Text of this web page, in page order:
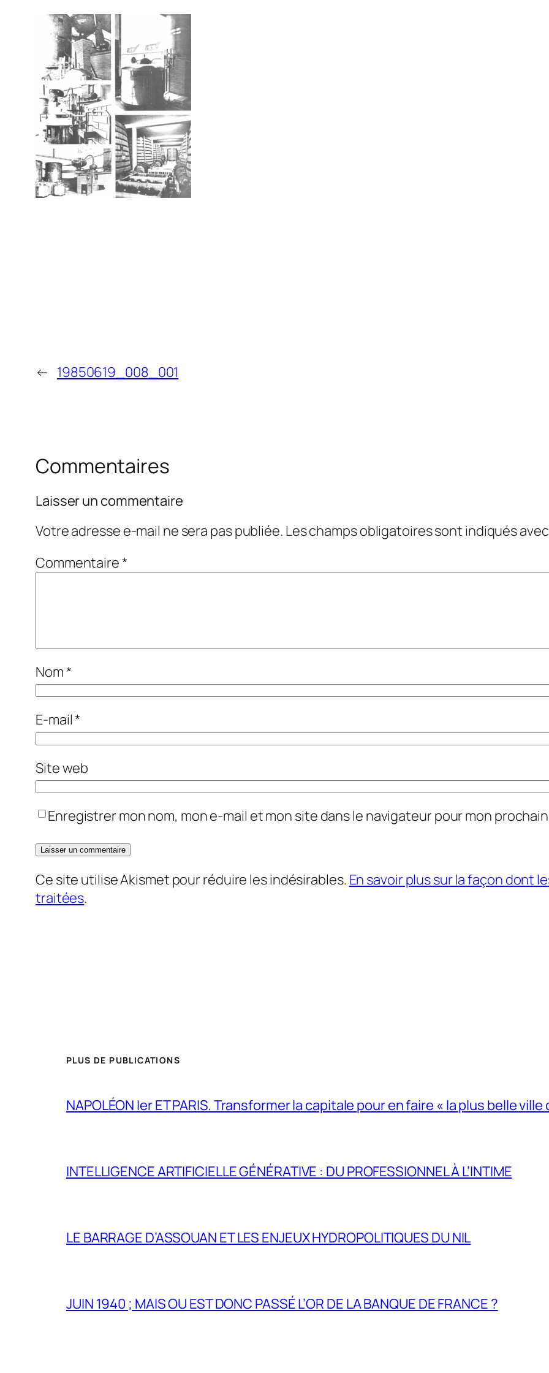
← 19850619_008_001
Commentaires
Laisser un commentaire
Votre adresse e-mail ne sera pas publiée. Les champs obligatoires sont indiqués
Commentaire*
Nom*
E-mail*
Site web
Enregistrer mon nom, mon e-mail et mon site dans le navigateur pour mon
Ce site utilise Akismet pour réduire les indésirables. En savoir plus sur la façon dont
traitées.
PLUS DE PUBLICATIONS
NAPOLÉON Ier ET PARIS. Transformer la capitale pour en faire « la plus belle
INTELLIGENCE ARTIFICIELLE GÉNÉRATIVE : DU PROFESSIONNEL À L’INTIME
LE BARRAGE D’ASSOUAN ET LES ENJEUX HYDROPOLITIQUES DU NIL
JUIN 1940 ; MAIS OU EST DONC PASSÉ L’OR DE LA BANQUE DE FRANCE ?